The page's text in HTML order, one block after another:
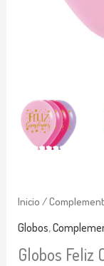
Inicio /
Globos,
Globos Feliz